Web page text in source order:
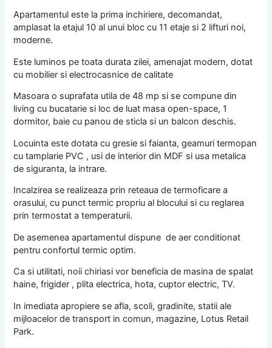
Apartamentul este la prima inchiriere, decomandat,
amplasat la etajul 10 al unui bloc cu 11 etaje si 2 lifturi noi,
moderne.
Este luminos pe toata durata zilei, amenajat modern, dotat
cu mobilier si electrocasnice de calitate
Masoara o suprafata utila de 48 mp si se compune din
living cu bucatarie si loc de luat masa open-space, 1
dormitor, baie cu panou de sticla si un balcon deschis.
Locuinta este dotata cu gresie si faianta, geamuri termopan
cu tamplarie PVC , usi de interior din MDF si usa metalica
de siguranta, la intrare.
Incalzirea se realizeaza prin reteaua de termoficare a
orasului, cu punct termic propriu al blocului si cu reglarea
prin termostat a temperaturii.
De asemenea apartamentul dispune de aer conditionat
pentru confortul termic optim.
Ca si utilitati, noii chiriasi vor beneficia de masina de spalat
haine, frigider , plita electrica, hota, cuptor electric, TV.
In imediata apropiere se afla, scoli, gradinite, statii ale
mijloacelor de transport in comun, magazine, Lotus Retail
Park.